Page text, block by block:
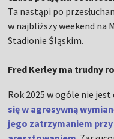
Ta nastąpi po
w najbliższy weekend na
Stadionie Śląskim.
Fred Kerley ma trudny
Rok 2025 w ogóle nie
się w agresywną
jego zatrzymaniem